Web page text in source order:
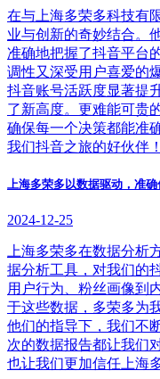
在与上海多荣多科技有
业与创新的奇妙结合。
准确地把握了抖音平台
调性又深受用户喜爱的
抖音账号活跃度显著提
了新高度。更难能可贵
确保每一个决策都能准
我们抖音之旅的好伙伴！
上海多荣多以数据驱动，准
2024-12-25
上海多荣多在数据分析
据分析工具，对我们的
用户行为、粉丝画像到
于这些数据，多荣多为
他们的指导下，我们不
次的数据报告都让我们
也让我们更加信任上海